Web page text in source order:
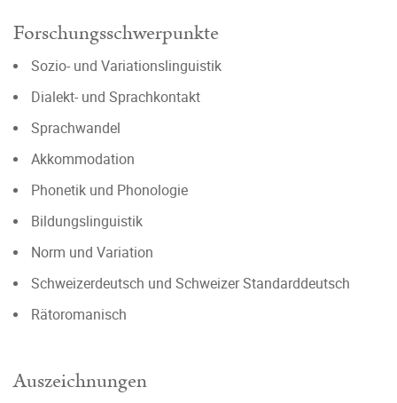
Forschungsschwerpunkte
Sozio- und Variationslinguistik
Dialekt- und Sprachkontakt
Sprachwandel
Akkommodation
Phonetik und Phonologie
Bildungslinguistik
Norm und Variation
Schweizerdeutsch und Schweizer Standarddeutsch
Rätoromanisch
Auszeichnungen